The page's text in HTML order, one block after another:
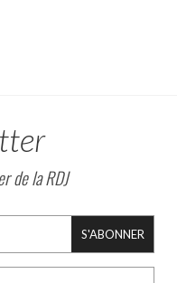
de la RDJ
S'ABONNER